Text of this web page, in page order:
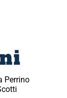
Perrino